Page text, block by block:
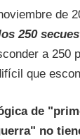
de
250
a 250
que
de
no